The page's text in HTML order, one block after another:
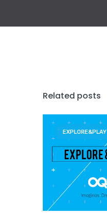
Related posts
EXPLORE&PLAY